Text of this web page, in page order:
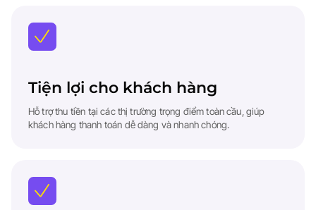
Tiện lợi cho khách hàng
Hỗ trợ thu tiền tại các thị trường trọng điểm toàn cầu, giúp
khách hàng thanh toán dễ dàng và nhanh chóng.